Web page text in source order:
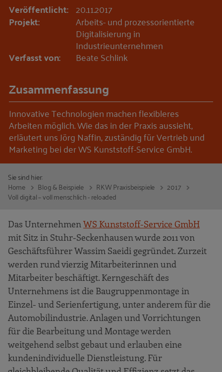
Veröffentlicht: 20.11.2017
Projekt: Arbeits- und prozessorientierte
Digitalisierung in
Industrieunternehmen
Verfasst von: Beate Schlink
Zusammenfassung
Innovative Technologien machen flexibleres
Arbeiten möglich. Wie das in der Praxis aussieht,
erläutert uns Jörg Naffin, zuständig für Vertrieb und
Marketing bei der WS Kunststoff-Service GmbH.
Sie sind hier:
Home
Blog & Beispiele RKW Praxisbeispiele
2017
Voll digital – voll menschlich - reloaded
Das UnternehmenWS Kunststoff-Service GmbH
mit Sitz in Stuhr-Seckenhausen wurde 2011 von
Geschäftsführer Wassim Saeidi gegründet. Zurzeit
werden rund vierzig Mitarbeiterinnen und
Mitarbeiter beschäftigt. Kerngeschäft des
Unternehmens ist die Baugruppenmontage in
Einzel- und Serienfertigung, unter anderem für die
Automobilindustrie. Anlagen und Vorrichtungen
für die Bearbeitung und Montage werden
weitgehend selbst gebaut und erlauben eine
kundenindividuelle Dienstleistung. Für